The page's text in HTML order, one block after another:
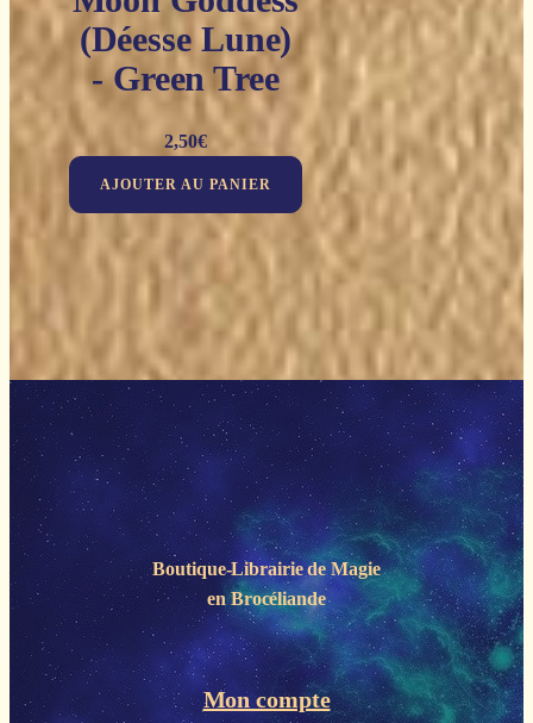
(Déesse Lune)
- Green Tree
2,50€
AJOUTER AU PANIER
Boutique-Librairie deMagie
en Brocéliande
Mon compte